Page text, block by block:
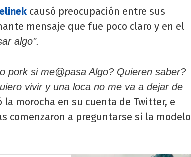
causó preocupación entre sus
mensaje que fue poco claro y en el
algo".
pork si me@pasa Algo? Quieren saber?
vivir y una loca no me va a dejar de
la morocha en su cuenta de Twitter, e
comenzaron a preguntarse si la modelo